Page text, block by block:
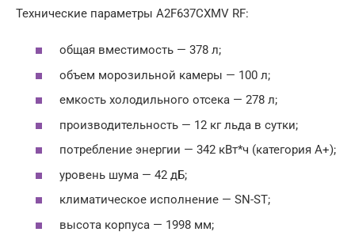
Технические параметры A2F637CXMV RF:
общая вместимость — 378 л;
объем морозильной камеры — 100 л;
емкость холодильного отсека — 278 л;
производительность — 12 кг льда в сутки;
потребление энергии — 342 кВт*ч (категория А+);
уровень шума — 42 дБ;
климатическое исполнение — SN-ST;
высота корпуса — 1998 мм;